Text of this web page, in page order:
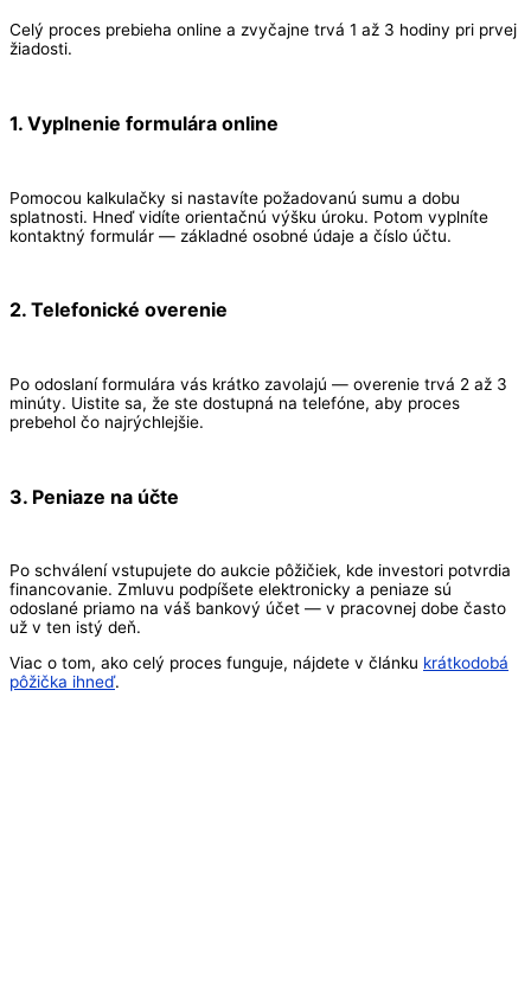
Celý proces prebieha online a zvyčajne trvá 1 až 3 hodiny pri prvej
žiadosti.
1. Vyplnenie formulára online
Pomocou kalkulačky si nastavíte požadovanú sumu a dobu
splatnosti. Hneď vidíte orientačnú výšku úroku. Potom vyplníte
kontaktný formulár — základné osobné údaje a číslo účtu.
2. Telefonické overenie
Po odoslaní formulára vás krátko zavolajú — overenie trvá 2 až 3
minúty. Uistite sa, že ste dostupná na telefóne, aby proces
prebehol čo najrýchlejšie.
3. Peniaze na účte
Po schválení vstupujete do aukcie pôžičiek, kde investori potvrdia
financovanie. Zmluvu podpíšete elektronicky a peniaze sú
odoslané priamo na váš bankový účet — v pracovnej dobe často
už v ten istý deň.
Viac o tom, ako celý proces funguje, nájdete v článku krátkodobá
pôžička ihneď.